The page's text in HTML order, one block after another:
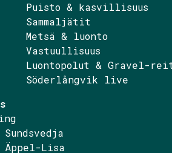
Puisto & kasvillisuus
Sammaljätit
Metsä & luonto
Vastuullisuus
Luontopolut & Gravel-
Söderlångvik live
Lisa